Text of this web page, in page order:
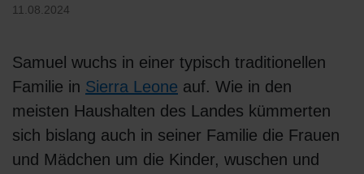
11.08.2024
Samuel wuchs in einer typisch traditionellen
Familie in Sierra Leone auf. Wie in den
meisten Haushalten des Landes kümmerten
sich bislang auch in seiner Familie die Frauen
und Mädchen um die Kinder, wuschen und